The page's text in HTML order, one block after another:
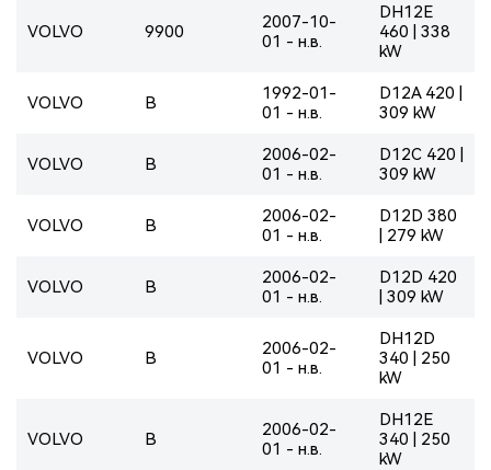
VOLVO 9900
2007-10-
01 - н.в.
DH12E
460 | 338
kW
VOLVO B
1992-01-
01 - н.в.
D12A 420 |
309 kW
VOLVO B
2006-02-
01 - н.в.
D12C 420 |
309 kW
VOLVO B
2006-02-
01 - н.в.
D12D 380
| 279 kW
VOLVO B
2006-02-
01 - н.в.
D12D 420
| 309 kW
VOLVO B
2006-02-
01 - н.в.
DH12D
340 | 250
kW
VOLVO B
2006-02-
01 - н.в.
DH12E
340 | 250
kW